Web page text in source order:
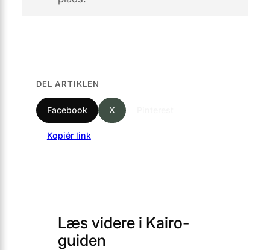
DEL ARTIKLEN
Facebook X
Kopiér link
Læs videre i Kairo-
guiden